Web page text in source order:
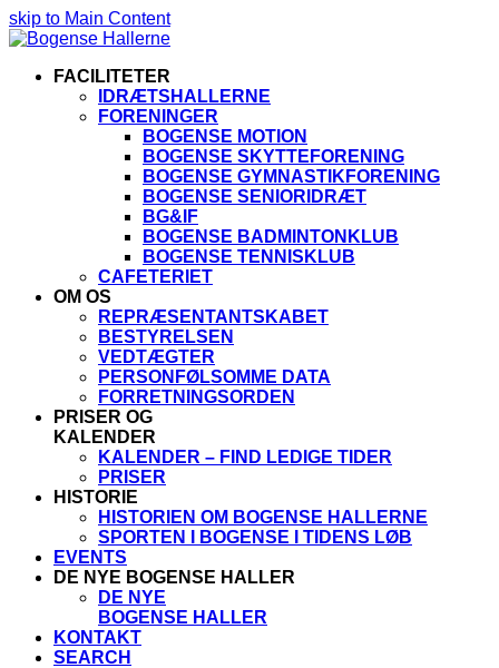
skip to Main Content
FACILITETER
IDRÆTSHALLERNE
FORENINGER
BOGENSE MOTION
BOGENSE SKYTTEFORENING
BOGENSE GYMNASTIKFORENING
BOGENSE SENIORIDRÆT
BG&IF
BOGENSE BADMINTONKLUB
BOGENSE TENNISKLUB
CAFETERIET
OM OS
REPRÆSENTANTSKABET
BESTYRELSEN
VEDTÆGTER
PERSONFØLSOMME DATA
FORRETNINGSORDEN
PRISER OG
KALENDER
KALENDER – FIND LEDIGE TIDER
PRISER
HISTORIE
HISTORIEN OM BOGENSE HALLERNE
SPORTEN I BOGENSE I TIDENS LØB
EVENTS
DE NYE BOGENSE HALLER
DE NYE
BOGENSE HALLER
KONTAKT
SEARCH